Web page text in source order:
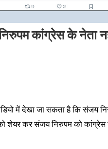
कांग्रेस के नेता
में देखा जा सकता है कि संजय
शेयर कर संजय निरुपम को